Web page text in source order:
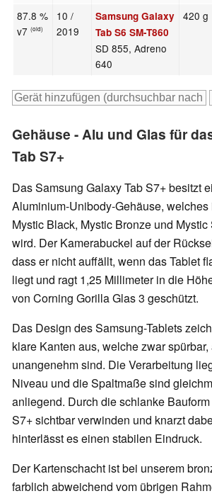
87.8 %
v7(old)
10 /
2019
Samsung Galaxy
Tab S6 SM-T860
SD 855, Adreno
640
420 g
Gehäuse - Alu und Glas für
Tab S7+
Das Samsung Galaxy Tab S7+ besitzt
Aluminium-Unibody-Gehäuse, welches
Mystic Black, Mystic Bronze und
wird. Der Kamerabuckel auf der
dass er nicht auffällt, wenn das Tablet
liegt und ragt 1,25 Millimeter in die
von Corning Gorilla Glas 3 geschützt.
Das Design des Samsung-Tablets
klare Kanten aus, welche zwar
unangenehm sind. Die Verarbeitung
Niveau und die Spaltmaße sind
anliegend. Durch die schlanke
S7+ sichtbar verwinden und knarzt
hinterlässt es einen stabilen Eindruck.
Der Kartenschacht ist bei unserem
farblich abweichend vom übrigen